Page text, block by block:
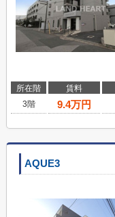
所在階 賃料
3階
9.4万円
AQUE3